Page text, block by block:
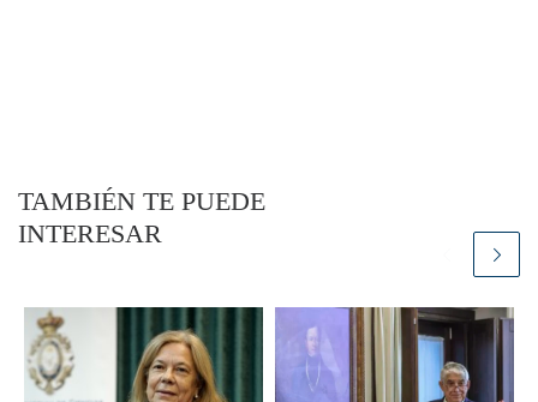
TAMBIÉN TE PUEDE
INTERESAR